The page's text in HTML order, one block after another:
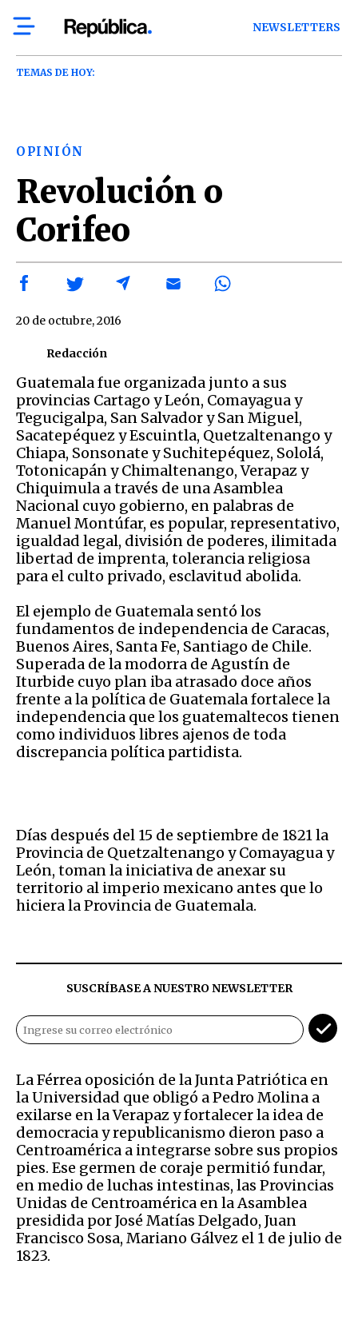
NEWSLETTERS
TEMAS DE HOY:
OPINIÓN
Revolución o
Corifeo
Redacción
20 de octubre, 2016
Guatemala fue organizada junto a sus
provincias Cartago y León, Comayagua y
Tegucigalpa, San Salvador y San Miguel,
Sacatepéquez y Escuintla, Quetzaltenango y
Chiapa, Sonsonate y Suchitepéquez, Sololá,
Totonicapán y Chimaltenango, Verapaz y
Chiquimula a través de una Asamblea
Nacional cuyo gobierno, en palabras de
Manuel Montúfar, es popular, representativo,
igualdad legal, división de poderes, ilimitada
libertad de imprenta, tolerancia religiosa
para el culto privado, esclavitud abolida.
El ejemplo de Guatemala sentó los
fundamentos de independencia de Caracas,
Buenos Aires, Santa Fe, Santiago de Chile.
Superada de la modorra de Agustín de
Iturbide cuyo plan iba atrasado doce años
frente a la política de Guatemala fortalece la
independencia que los guatemaltecos tienen
como individuos libres ajenos de toda
discrepancia política partidista.
Días después del 15 de septiembre de 1821 la
Provincia de Quetzaltenango y Comayagua y
León, toman la iniciativa de anexar su
territorio al imperio mexicano antes que lo
hiciera la Provincia de Guatemala.
SUSCRÍBASE A NUESTRO NEWSLETTER
La Férrea oposición de la Junta Patriótica en
la Universidad que obligó a Pedro Molina a
exilarse en la Verapaz y fortalecer la idea de
democracia y republicanismo dieron paso a
Centroamérica a integrarse sobre sus propios
pies. Ese germen de coraje permitió fundar,
en medio de luchas intestinas, las Provincias
Unidas de Centroamérica en la Asamblea
presidida por José Matías Delgado, Juan
Francisco Sosa, Mariano Gálvez el 1 de julio de
1823.